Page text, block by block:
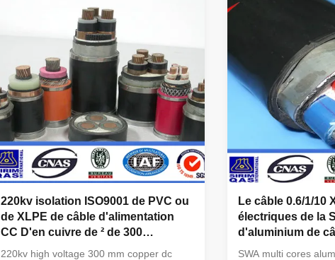
220kv isolation ISO9001 de PVC ou
de XLPE de câble d'alimentation
CC D'en cuivre de ² de 300
millimètres
220kv high voltage 300 mm copper dc
Le câble 0.6/1/10
électriques de la
d'aluminium de
SWA multi cores